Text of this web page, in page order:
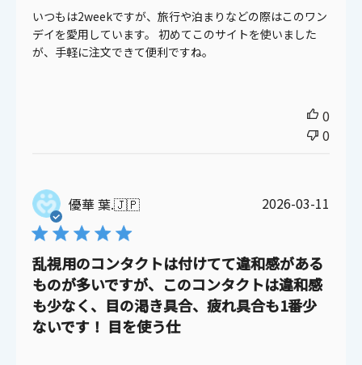
いつもは2weekですが、旅行や泊まりなどの際はこのワン
デイを愛用しています。 初めてこのサイトを使いました
が、手軽に注文できて便利ですね。
0
0
優華 葉.🇯🇵
乱視用のコンタクトは付けてて違和感がある
ものが多いですが、このコンタクトは違和感
も少なく、目の渇き具合、疲れ具合も1番少
ないです！ 目を使う仕
2026-03-11